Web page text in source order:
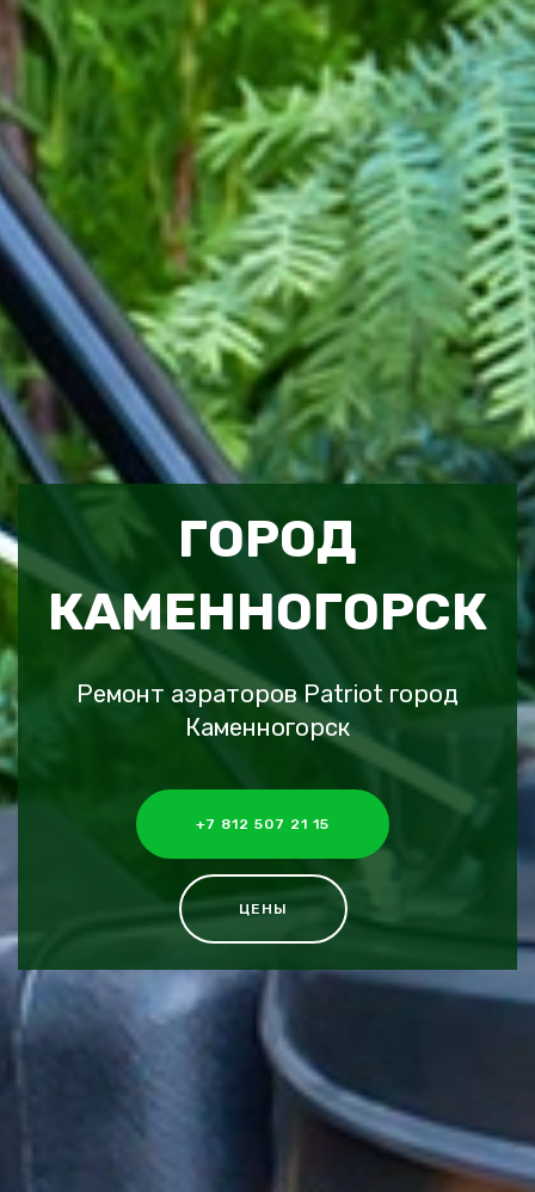
ГОРОД
КАМЕННОГОРСК
Ремонт аэраторов Patriot город
Каменногорск
+7 812 507 21 15
ЦЕНЫ